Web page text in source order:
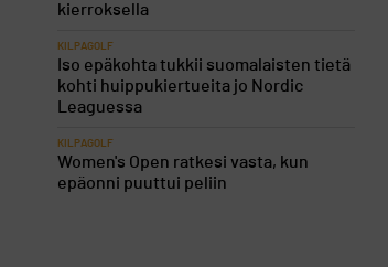
kierroksella
KILPAGOLF
Iso epäkohta tukkii suomalaisten tietä
kohti huippukiertueita jo Nordic
Leaguessa
KILPAGOLF
Women's Open ratkesi vasta, kun
epäonni puuttui peliin